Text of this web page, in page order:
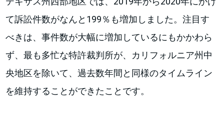
て訴訟件数がなんと199％も増加しました。注目す
べきは、事件数が大幅に増加しているにもかかわら
ず、最も多忙な特許裁判所が、カリフォルニア州中
央地区を除いて、過去数年間と同様のタイムライン
を維持することができたことです。